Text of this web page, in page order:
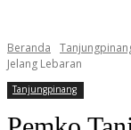
Beranda
Jelang Lebaran
Tanjungpinang